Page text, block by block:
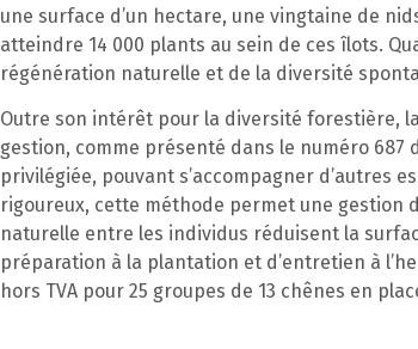
une surface d’un hectare, une vingtaine de
atteindre 14 000 plants au sein de ces îlots.
régénération naturelle et de la diversité
Outre son intérêt pour la diversité forestière,
gestion, comme présenté dans le numéro 687
privilégiée, pouvant s’accompagner d’autres
rigoureux, cette méthode permet une gestion
naturelle entre les individus réduisent la
préparation à la plantation et d’entretien à
hors TVA pour 25 groupes de 13 chênes en